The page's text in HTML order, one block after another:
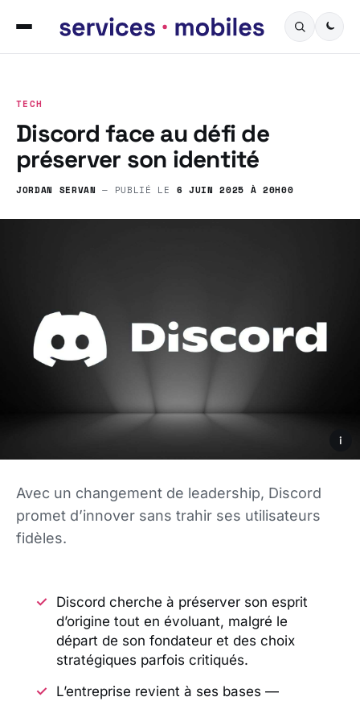
TECH
Discord face au défi de
préserver son identité
JORDAN SERVAN — PUBLIÉ LE 6 JUIN 2025 À 20H00
i
Avec un changement de leadership, Discord
promet d’innover sans trahir ses utilisateurs
fidèles.
Discord cherche à préserver son esprit
d’origine tout en évoluant, malgré le
départ de son fondateur et des choix
stratégiques parfois critiqués.
L’entreprise revient à ses bases —